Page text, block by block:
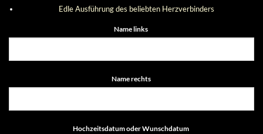
Edle Ausführung des beliebten Herzverbinders
Name links
Name rechts
Hochzeitsdatum oder Wunschdatum